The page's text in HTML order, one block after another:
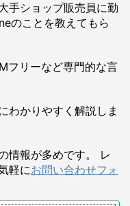
手ショップ販売員に勤
のことを教えてもら
フリーなど専門的な言
わかりやすく解説しま
情報が多めです。 レ
軽にお問い合わせフォ